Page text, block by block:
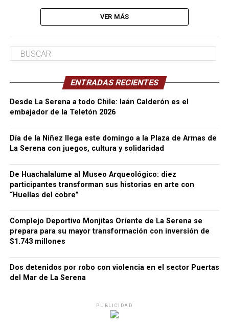
VER MÁS
ENTRADAS RECIENTES
Desde La Serena a todo Chile: Iaán Calderón es el
embajador de la Teletón 2026
Día de la Niñez llega este domingo a la Plaza de Armas de
La Serena con juegos, cultura y solidaridad
De Huachalalume al Museo Arqueológico: diez
participantes transforman sus historias en arte con
“Huellas del cobre”
Complejo Deportivo Monjitas Oriente de La Serena se
prepara para su mayor transformación con inversión de
$1.743 millones
Dos detenidos por robo con violencia en el sector Puertas
del Mar de La Serena
PUBLICIDAD